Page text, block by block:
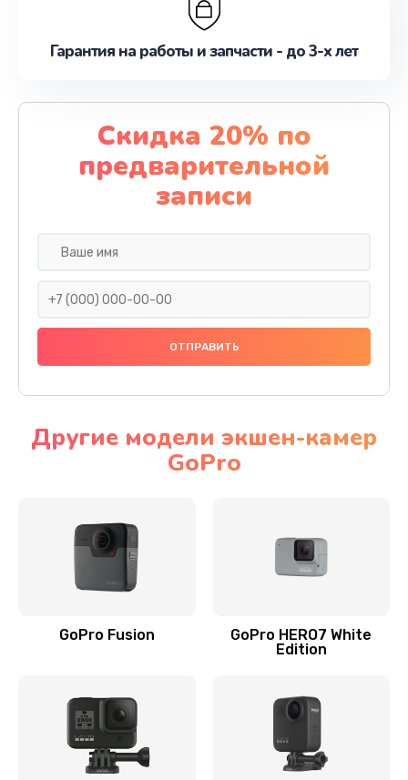
Гарантия на работы и запчасти - до 3-х лет
Скидка 20% по
предварительной
записи
Другие модели экшен-камер
GoPro
GoPro Fusion
GoPro HERO7 White
Edition